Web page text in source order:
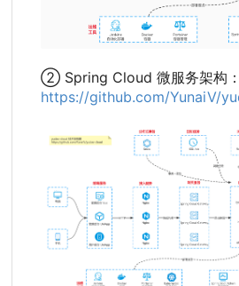
② Spring Cloud 微服务架构：
https://github.com/YunaiV/